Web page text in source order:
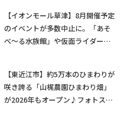
【イオンモール草津】8月開催予定
のイベントが多数中止に。「あそ
べ〜る水族館」や仮面ライダーシ
【東近江市】約5万本のひまわりが
咲き誇る「山梶農園ひまわり畑」
が2026年もオープン♪フォトスポ